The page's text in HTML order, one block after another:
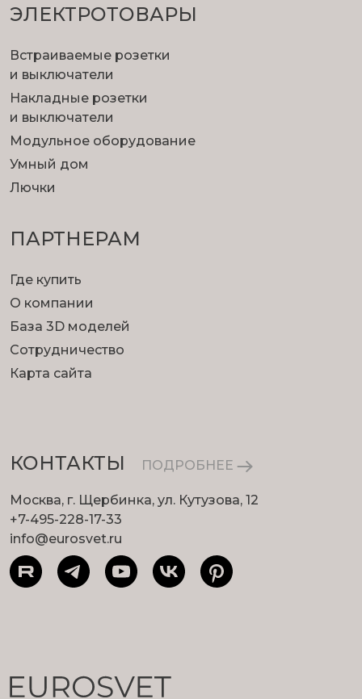
ЭЛЕКТРОТОВАРЫ
Встраиваемые розетки
и выключатели
Накладные розетки
и выключатели
Модульное оборудование
Умный дом
Лючки
ПАРТНЕРАМ
Где купить
О компании
База 3D моделей
Сотрудничество
Карта сайта
КОНТАКТЫ ПОДРОБНЕЕ
Москва, г. Щербинка, ул. Кутузова, 12
+7-495-228-17-33
info@eurosvet.ru